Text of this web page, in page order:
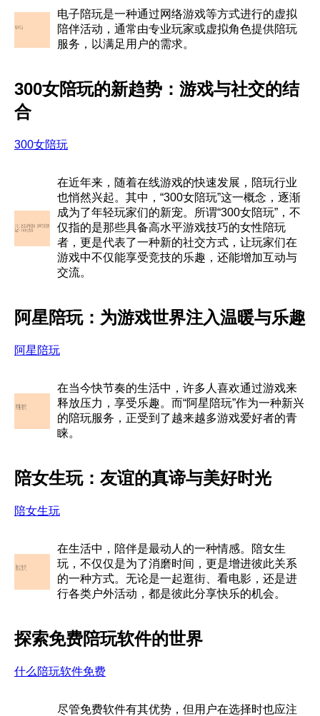
电子陪玩是一种通过网络游戏等方式进行的虚拟
陪伴活动，通常由专业玩家或虚拟角色提供陪玩
服务，以满足用户的需求。
300女陪玩的新趋势：游戏与社交的结
合
300女陪玩
在近年来，随着在线游戏的快速发展，陪玩行业
也悄然兴起。其中，“300女陪玩”这一概念，逐渐
成为了年轻玩家们的新宠。所谓“300女陪玩”，不
仅指的是那些具备高水平游戏技巧的女性陪玩
者，更是代表了一种新的社交方式，让玩家们在
游戏中不仅能享受竞技的乐趣，还能增加互动与
交流。
阿星陪玩：为游戏世界注入温暖与乐趣
阿星陪玩
在当今快节奏的生活中，许多人喜欢通过游戏来
释放压力，享受乐趣。而“阿星陪玩”作为一种新兴
的陪玩服务，正受到了越来越多游戏爱好者的青
睐。
陪女生玩：友谊的真谛与美好时光
陪女生玩
在生活中，陪伴是最动人的一种情感。陪女生
玩，不仅仅是为了消磨时间，更是增进彼此关系
的一种方式。无论是一起逛街、看电影，还是进
行各类户外活动，都是彼此分享快乐的机会。
探索免费陪玩软件的世界
什么陪玩软件免费
尽管免费软件有其优势，但用户在选择时也应注